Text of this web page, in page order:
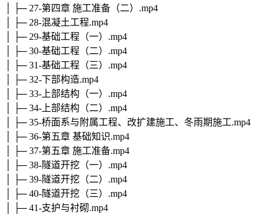
│ ├─ 27-第四章 施工准备（二）.mp4
│ ├─ 28-混凝土工程.mp4
│ ├─ 29-基础工程（一）.mp4
│ ├─ 30-基础工程（二）.mp4
│ ├─ 31-基础工程（三）.mp4
│ ├─ 32-下部构造.mp4
│ ├─ 33-上部结构（一）.mp4
│ ├─ 34-上部结构（二）.mp4
│ ├─ 35-桥面系与附属工程、改扩建施工、冬雨期施工.mp4
│ ├─ 36-第五章 基础知识.mp4
│ ├─ 37-第五章 施工准备.mp4
│ ├─ 38-隧道开挖（一）.mp4
│ ├─ 39-隧道开挖（二）.mp4
│ ├─ 40-隧道开挖（三）.mp4
│ ├─ 41-支护与衬砌.mp4